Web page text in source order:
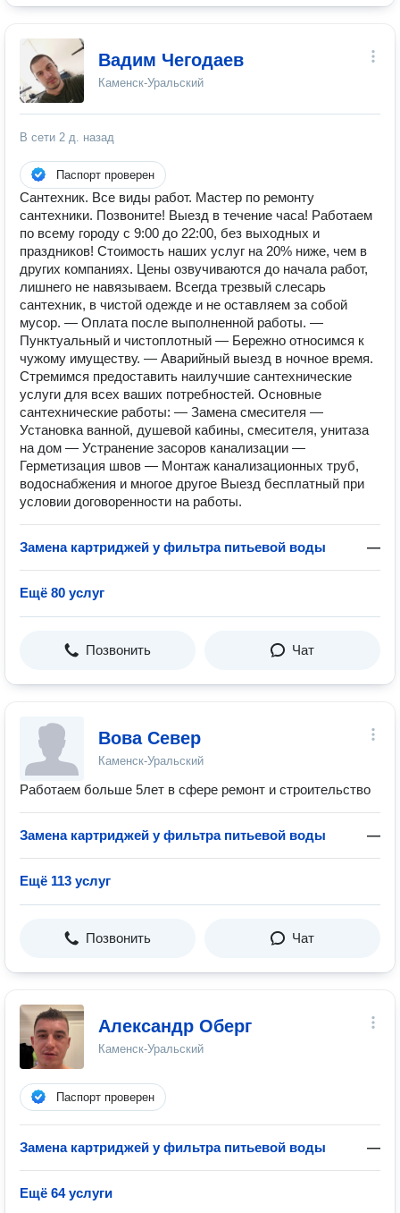
Вадим Чегодаев
Каменск-Уральский
В сети 2 д. назад
Паспорт проверен
Сантехник. Все виды работ. Мастер по ремонту
сантехники. Позвоните! Выезд в течение часа! Работаем
по всему городу с 9:00 до 22:00, без выходных и
праздников! Стоимость наших услуг на 20% ниже, чем в
других компаниях. Цены озвучиваются до начала работ,
лишнего не навязываем. Всегда трезвый слесарь
сантехник, в чистой одежде и не оставляем за собой
мусор. — Оплата после выполненной работы. —
Пунктуальный и чистоплотный — Бережно относимся к
чужому имуществу. — Аварийный выезд в ночное время.
Стремимся предоставить наилучшие сантехнические
услуги для всех ваших потребностей. Основные
сантехнические работы: — Замена смесителя —
Установка ванной, душевой кабины, смесителя, унитаза
на дом — Устранение засоров канализации —
Герметизация швов — Монтаж канализационных труб,
водоснабжения и многое другое Выезд бесплатный при
условии договоренности на работы.
Замена картриджей у фильтра питьевой воды —
Ещё 80 услуг
Позвонить Чат
Вова Север
Каменск-Уральский
Работаем больше 5лет в сфере ремонт и строительство
Замена картриджей у фильтра питьевой воды —
Ещё 113 услуг
Позвонить Чат
Александр Оберг
Каменск-Уральский
Паспорт проверен
Замена картриджей у фильтра питьевой воды —
Ещё 64 услуги